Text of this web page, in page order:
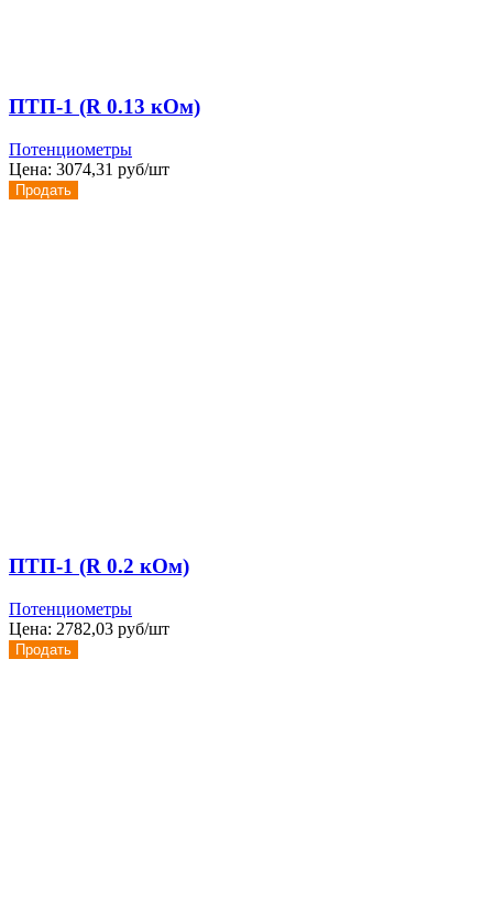
ПТП-1 (R 0.13 кОм)
Потенциометры
Цена: 3074,31 руб/шт
Продать
ПТП-1 (R 0.2 кОм)
Потенциометры
Цена: 2782,03 руб/шт
Продать